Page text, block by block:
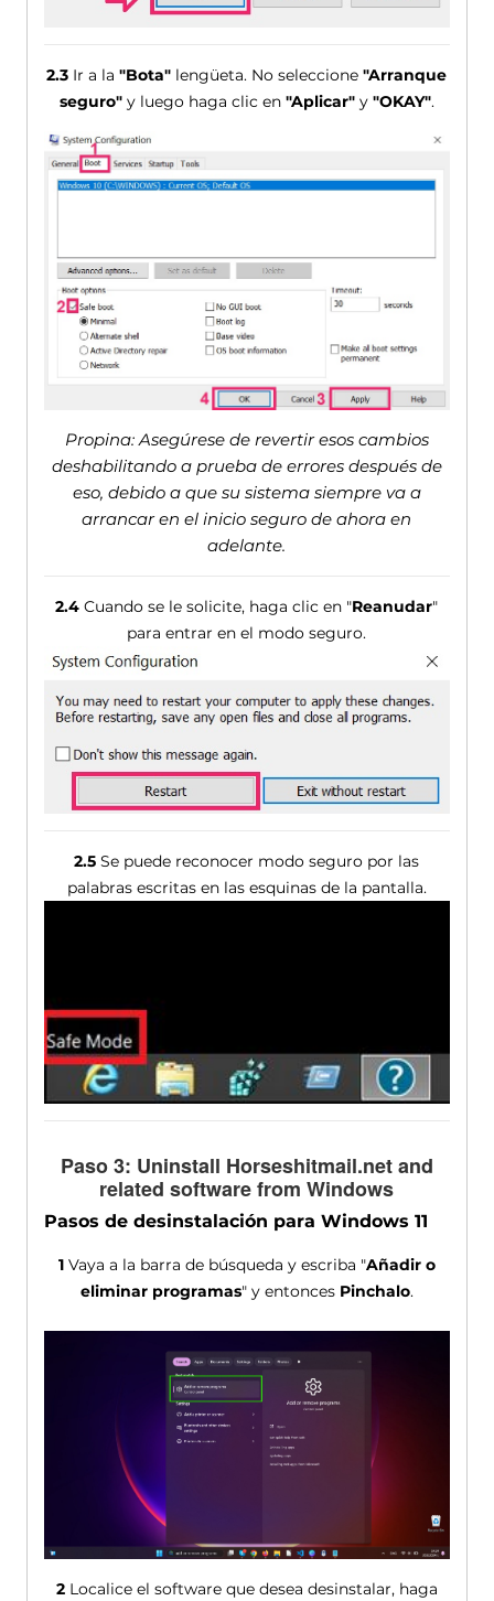
2.3 Ir a la"Bota" lengüeta. No seleccione"Arranque
seguro"y luego haga clic en "Aplicar"y "OKAY".
Propina: Asegúrese de revertir esos cambios
deshabilitando a prueba de errores después de
eso, debido a que su sistema siempre va a
arrancar en el inicio seguro de ahora en
adelante.
2.4 Cuando se le solicite, haga clic en "Reanudar"
para entrar en el modo seguro.
2.5 Se puede reconocer modo seguro por las
palabras escritas en las esquinas de la pantalla.
Paso 3: Uninstall Horseshitmail.net and
related software from Windows
Pasos de desinstalación para Windows 11
1Vaya a la barra de búsqueda y escriba "Añadir o
eliminar programas" y entonces Pinchalo.
2Localice el software que desea desinstalar, haga